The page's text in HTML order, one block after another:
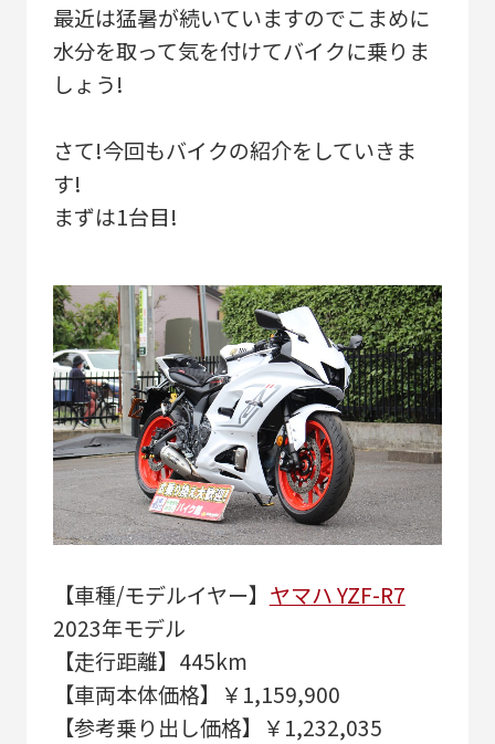
最近は猛暑が続いていますのでこまめに
水分を取って気を付けてバイクに乗りま
しょう!
さて!今回もバイクの紹介をしていきま
す!
まずは1台目!
【車種/モデルイヤー】 ヤマハ YZF-R7
2023年モデル
【走行距離】445km
【車両本体価格】￥1,159,900
【参考乗り出し価格】￥1,232,035